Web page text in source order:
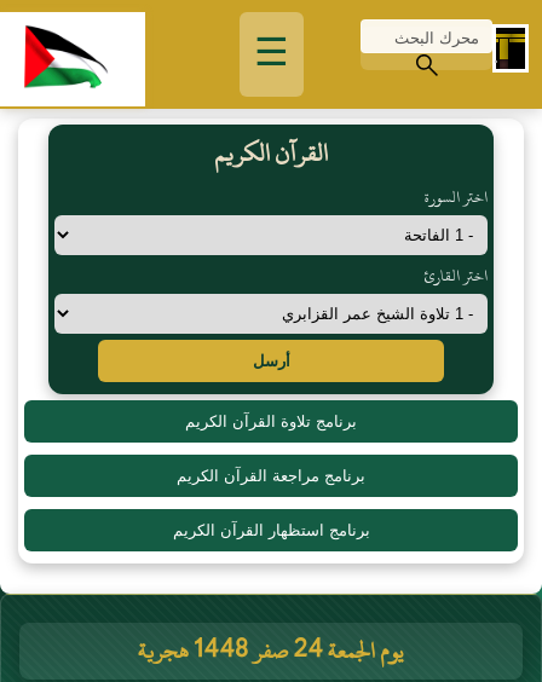
☰
القرآن الكريم
اختر السورة
اختر القارئ
أرسل
برنامج تلاوة القرآن الكريم
برنامج مراجعة القرآن الكريم
برنامج استظهار القرآن الكريم
يوم الجمعة 24 صفر 1448 هجرية